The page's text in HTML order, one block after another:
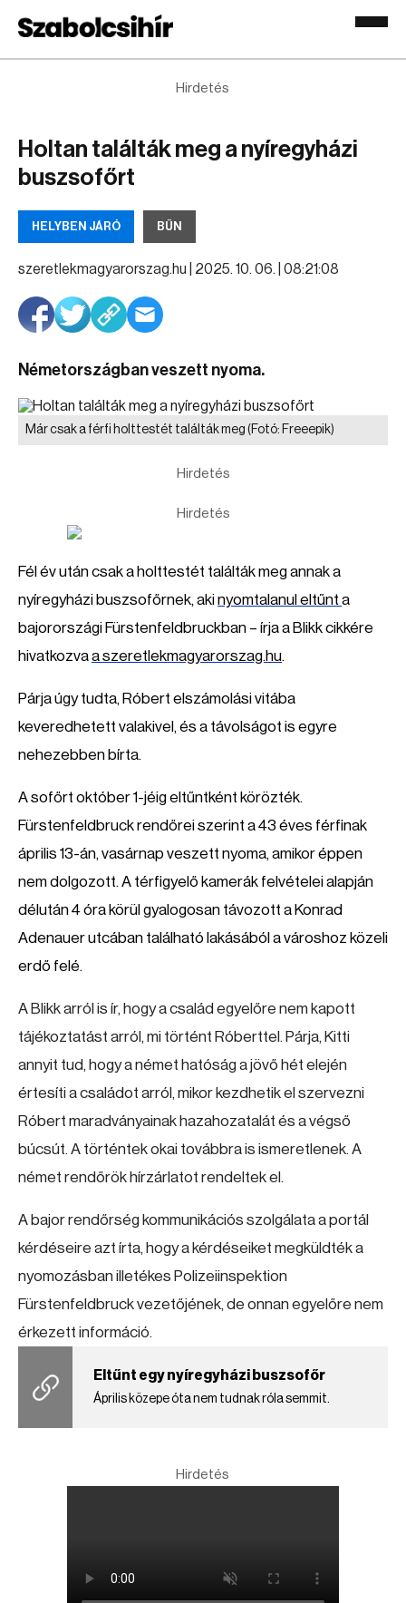
Hirdetés
Holtan találták meg a nyíregyházi
buszsofőrt
HELYBEN JÁRÓ BŰN
szeretlekmagyarorszag.hu | 2025. 10. 06. | 08:21:08
Németországban veszett nyoma.
Már csak a férfi holttestét találták meg (Fotó: Freeepik)
Hirdetés
Hirdetés
Fél év után csak a holttestét találták meg annak a
nyíregyházi buszsofőrnek, akinyomtalanul eltűnt a
bajorországi Fürstenfeldbruckban – írja a Blikk cikkére
hivatkozvaa szeretlekmagyarorszag.hu.
Párja úgy tudta, Róbert elszámolási vitába
keveredhetett valakivel, és a távolságot is egyre
nehezebben bírta.
A sofőrt október 1-jéig eltűntként körözték.
Fürstenfeldbruck rendőrei szerint a 43 éves férfinak
április 13-án, vasárnap veszett nyoma, amikor éppen
nem dolgozott. A térfigyelő kamerák felvételei alapján
délután 4 óra körül gyalogosan távozott a Konrad
Adenauer utcában található lakásából a városhoz közeli
erdő felé.
A Blikk arról is ír, hogy a család egyelőre nem kapott
tájékoztatást arról, mi történt Róberttel. Párja, Kitti
annyit tud, hogy a német hatóság a jövő hét elején
értesíti a családot arról, mikor kezdhetik el szervezni
Róbert maradványainak hazahozatalát és a végső
búcsút. A történtek okai továbbra is ismeretlenek. A
német rendőrök hírzárlatot rendeltek el.
A bajor rendőrség kommunikációs szolgálata a portál
kérdéseire azt írta, hogy a kérdéseiket megküldték a
nyomozásban illetékes Polizeiinspektion
Fürstenfeldbruck vezetőjének, de onnan egyelőre nem
érkezett információ.
Eltűnt egy nyíregyházi buszsofőr
Április közepe óta nem tudnak róla semmit.
Hirdetés